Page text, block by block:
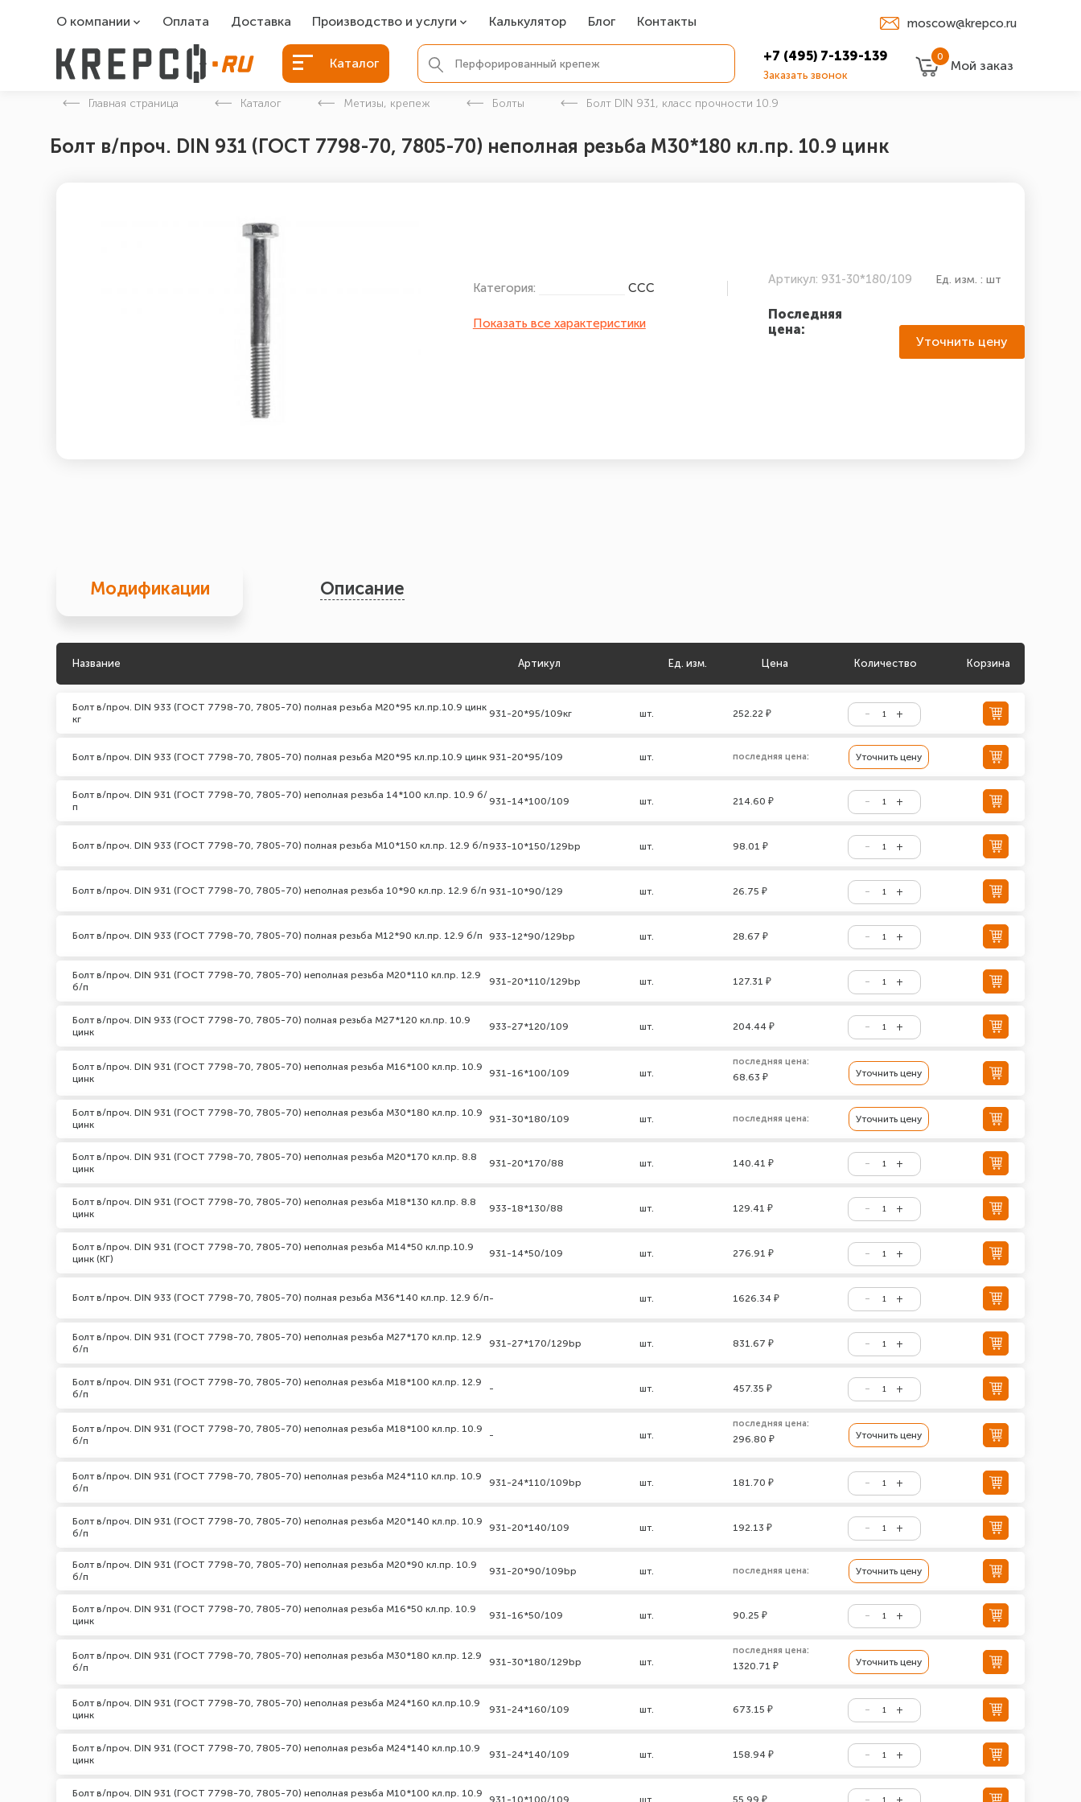
О компании
О компании
Оплата Доставка Производство и услуги
Болты БСР
Болты для фундамента
Закладные детали
Калькулятор Блог Контакты moscow@krepco.ru
Каталог +7 (495) 7-139-139
Заказать звонок
0
Мой заказ
Главная страница Каталог Метизы, крепеж Болты Болт DIN 931, класс прочности 10.9
Болт в/проч. DIN 931 (ГОСТ 7798-70, 7805-70) неполная резьба М30*180 кл.пр. 10.9 цинк
Категория: ССС
Показать все характеристики
Артикул: 931-30*180/109 Ед. изм. : шт
Последняя
цена:
Уточнить цену
Модификации Описание
Название Артикул Ед. изм. Цена Количество Корзина
Болт в/проч. DIN 933 (ГОСТ 7798-70, 7805-70) полная резьба М20*95 кл.пр.10.9 цинк
кг
931-20*95/109кг шт. 252.22 ₽
Болт в/проч. DIN 933 (ГОСТ 7798-70, 7805-70) полная резьба М20*95 кл.пр.10.9 цинк 931-20*95/109 шт. последняя цена: Уточнить цену
Болт в/проч. DIN 931 (ГОСТ 7798-70, 7805-70) неполная резьба 14*100 кл.пр. 10.9 б/
п
931-14*100/109 шт. 214.60 ₽
Болт в/проч. DIN 933 (ГОСТ 7798-70, 7805-70) полная резьба М10*150 кл.пр. 12.9 б/п933-10*150/129bp шт. 98.01 ₽
Болт в/проч. DIN 931 (ГОСТ 7798-70, 7805-70) неполная резьба 10*90 кл.пр. 12.9 б/п 931-10*90/129 шт. 26.75 ₽
Болт в/проч. DIN 933 (ГОСТ 7798-70, 7805-70) полная резьба М12*90 кл.пр. 12.9 б/п 933-12*90/129bp шт. 28.67 ₽
Болт в/проч. DIN 931 (ГОСТ 7798-70, 7805-70) неполная резьба М20*110 кл.пр. 12.9
б/п
931-20*110/129bp шт. 127.31 ₽
Болт в/проч. DIN 933 (ГОСТ 7798-70, 7805-70) полная резьба М27*120 кл.пр. 10.9
цинк
933-27*120/109 шт. 204.44 ₽
Болт в/проч. DIN 931 (ГОСТ 7798-70, 7805-70) неполная резьба М16*100 кл.пр. 10.9
цинк
931-16*100/109 шт.
последняя цена:
68.63 ₽ Уточнить цену
Болт в/проч. DIN 931 (ГОСТ 7798-70, 7805-70) неполная резьба М30*180 кл.пр. 10.9
цинк
931-30*180/109 шт. последняя цена: Уточнить цену
Болт в/проч. DIN 931 (ГОСТ 7798-70, 7805-70) неполная резьба М20*170 кл.пр. 8.8
цинк
931-20*170/88 шт. 140.41 ₽
Болт в/проч. DIN 931 (ГОСТ 7798-70, 7805-70) неполная резьба М18*130 кл.пр. 8.8
цинк
933-18*130/88 шт. 129.41 ₽
Болт в/проч. DIN 931 (ГОСТ 7798-70, 7805-70) неполная резьба М14*50 кл.пр.10.9
цинк (КГ)
931-14*50/109 шт. 276.91 ₽
Болт в/проч. DIN 933 (ГОСТ 7798-70, 7805-70) полная резьба М36*140 кл.пр. 12.9 б/п- шт. 1626.34 ₽
Болт в/проч. DIN 931 (ГОСТ 7798-70, 7805-70) неполная резьба М27*170 кл.пр. 12.9
б/п
931-27*170/129bp шт. 831.67 ₽
Болт в/проч. DIN 931 (ГОСТ 7798-70, 7805-70) неполная резьба М18*100 кл.пр. 12.9
б/п
- шт. 457.35 ₽
Болт в/проч. DIN 931 (ГОСТ 7798-70, 7805-70) неполная резьба М18*100 кл.пр. 10.9
б/п
- шт.
последняя цена:
296.80 ₽ Уточнить цену
Болт в/проч. DIN 931 (ГОСТ 7798-70, 7805-70) неполная резьба М24*110 кл.пр. 10.9
б/п
931-24*110/109bp шт. 181.70 ₽
Болт в/проч. DIN 931 (ГОСТ 7798-70, 7805-70) неполная резьба М20*140 кл.пр. 10.9
б/п
931-20*140/109 шт. 192.13 ₽
Болт в/проч. DIN 931 (ГОСТ 7798-70, 7805-70) неполная резьба М20*90 кл.пр. 10.9
б/п
931-20*90/109bp шт. последняя цена: Уточнить цену
Болт в/проч. DIN 931 (ГОСТ 7798-70, 7805-70) неполная резьба М16*50 кл.пр. 10.9
цинк
931-16*50/109 шт. 90.25 ₽
Болт в/проч. DIN 931 (ГОСТ 7798-70, 7805-70) неполная резьба М30*180 кл.пр. 12.9
б/п
931-30*180/129bp шт.
последняя цена:
1320.71 ₽ Уточнить цену
Болт в/проч. DIN 931 (ГОСТ 7798-70, 7805-70) неполная резьба М24*160 кл.пр.10.9
цинк
931-24*160/109 шт. 673.15 ₽
Болт в/проч. DIN 931 (ГОСТ 7798-70, 7805-70) неполная резьба М24*140 кл.пр.10.9
цинк
931-24*140/109 шт. 158.94 ₽
Болт в/проч. DIN 931 (ГОСТ 7798-70, 7805-70) неполная резьба М10*100 кл.пр. 10.9
931-10*100/109 шт. 55.99 ₽